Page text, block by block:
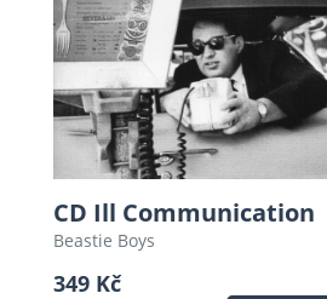
CD Ill Communication
Beastie Boys
349 Kč